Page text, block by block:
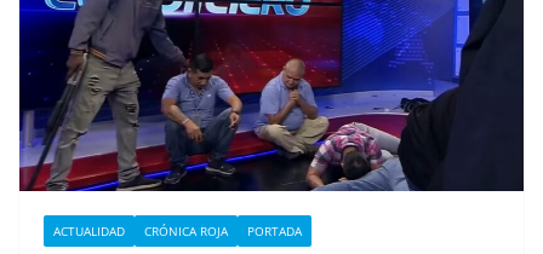
ACTUALIDAD CRÓNICA ROJA PORTADA